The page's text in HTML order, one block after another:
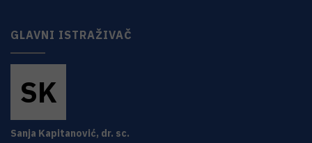
GLAVNI ISTRAŽIVAČ
SK
Sanja Kapitanović, dr. sc.